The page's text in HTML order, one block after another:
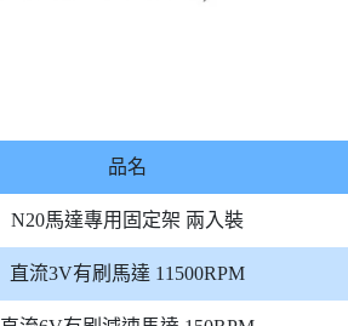
品名
N20馬達專用固定架 兩入裝
直流3V有刷馬達 11500RPM